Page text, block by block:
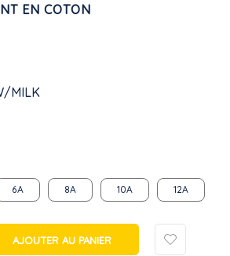
EN COTON
MILK
6A 8A 10A 12A
AJOUTER AU PANIER